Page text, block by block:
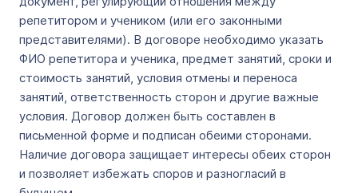
репетитором и учеником (или его законными
представителями). В договоре необходимо указать
ФИО репетитора и ученика, предмет занятий, сроки и
стоимость занятий, условия отмены и переноса
занятий, ответственность сторон и другие важные
условия. Договор должен быть составлен в
письменной форме и подписан обеими сторонами.
Наличие договора защищает интересы обеих сторон
и позволяет избежать споров и разногласий в